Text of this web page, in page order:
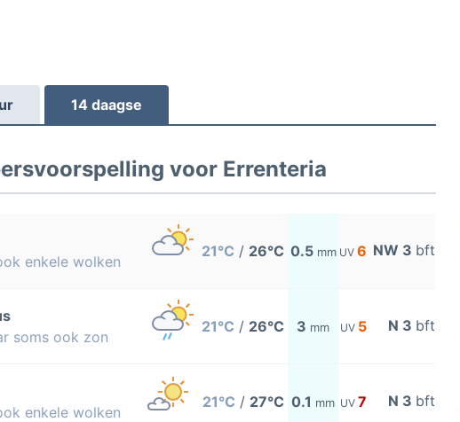
14 daagse
voor Errenteria
enkele wolken
21°C / 26°C 0.5 mm UV 6 NW 3 bft
soms ook zon
21°C / 26°C 3 mm UV 5 N 3 bft
enkele wolken
21°C / 27°C 0.1 mm UV 7 N 3 bft